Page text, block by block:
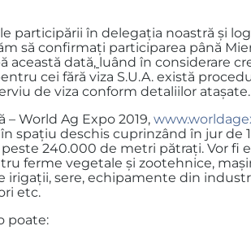
participării în delegația noastră și
să confirmați participarea până
această dată, luând în considerare
cei fără viza S.U.A. există
de viza conform detaliilor atașate.
World Ag Expo 2019,
spațiu deschis cuprinzând în jur de
240.000 de metri pătrați. Vor fi
ferme vegetale și zootehnice,
irigații, sere, echipamente din
etc.
poate: